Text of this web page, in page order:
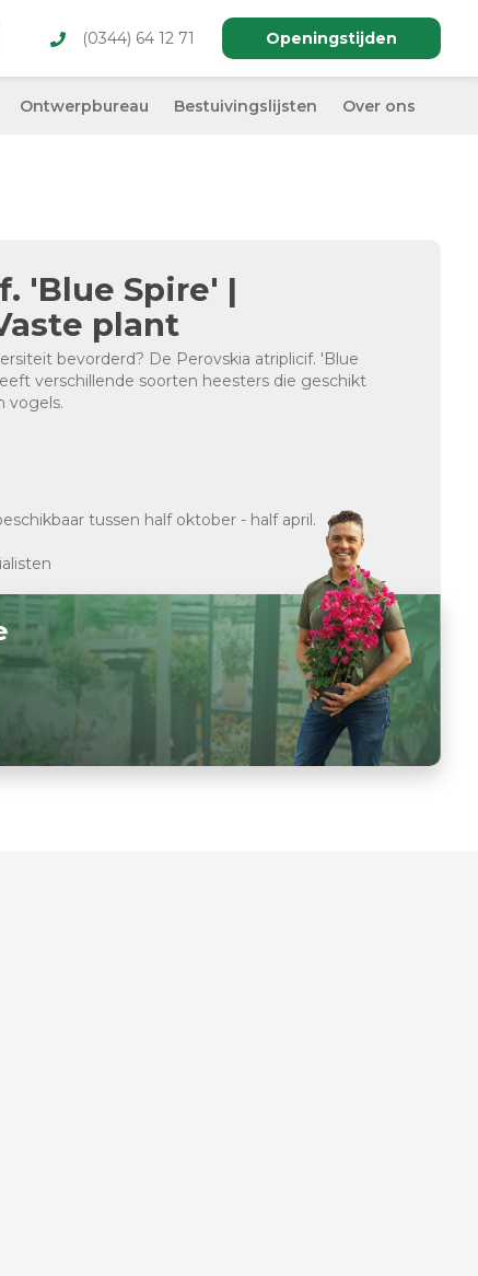
(0344) 64 12 71 Openingstijden
Ontwerpbureau Bestuivingslijsten Over ons
'Blue Spire' |
plant
bevorderd? De Perovskia atriplicif. 'Blue
verschillende soorten heesters die geschikt
vogels.
tussen half oktober - half april.